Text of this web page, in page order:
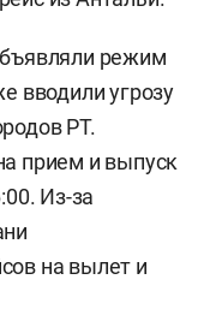
режим
вводили угрозу
РТ.
прием и выпуск
Из-за
на вылет и